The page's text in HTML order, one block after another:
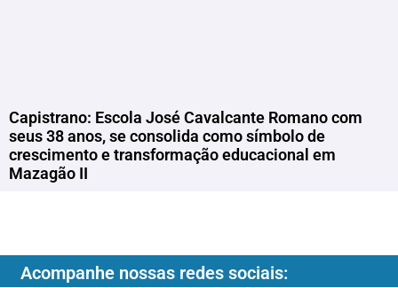
Capistrano: Escola José Cavalcante Romano com
seus 38 anos, se consolida como símbolo de
crescimento e transformação educacional em
Mazagão II
Acompanhe nossas redes sociais: